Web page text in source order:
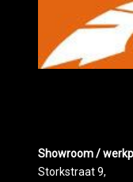
Showroom /
Storkstraat 9,